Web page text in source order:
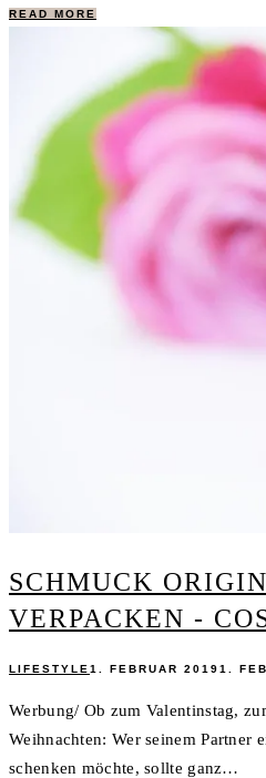
READ MORE
SCHMUCK
VERPACKEN -
LIFESTYLE 1. FEBRUAR 20191.
Werbung/ Ob zum Valentinstag,
Weihnachten: Wer seinem Partner
schenken möchte, sollte ganz…